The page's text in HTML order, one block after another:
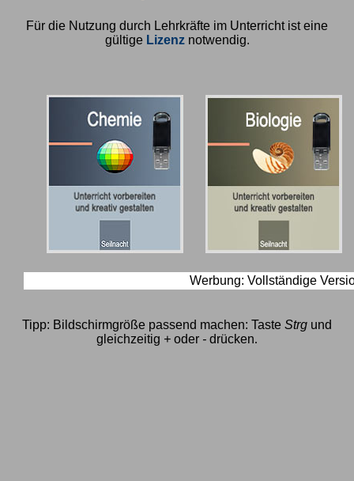
Für die Nutzung durch Lehrkräfte im Unterricht ist eine
gültige Lizenznotwendig.
Werbung: Vollständige
Tipp: Bildschirmgröße passend machen: Taste Strg und
gleichzeitig + oder - drücken.